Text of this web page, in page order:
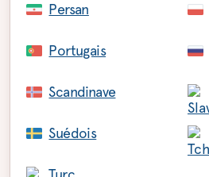
Persan
Portugais
Scandinave
Suédois